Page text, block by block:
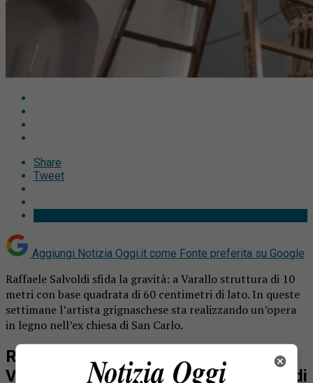
Share
Tweet
Aggiungi Notizia Oggi.it come Fonte preferita su Google
Raffaele Salvoldi sfida la gravità: a Varallo struttura di 10
metri con base quadrata di 60 centimetri di lato. In queste
settimane l’artista grignaschese sta realizzando un’opera
in legno nell’ex chiesa di San Carlo.
Raffaele Salvoldi sfida la gravità: a
Varallo struttura di 10 metri con base di